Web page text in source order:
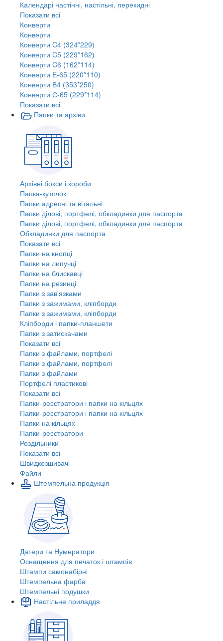
Календарі настінні, настільні, перекидні
Показати всі
Конверти
Конверти
Конверти C4 (324*229)
Конверти C5 (229*162)
Конверти C6 (162*114)
Конверти E-65 (220*110)
Конверти В4 (353*250)
Конверти С-65 (229*114)
Показати всі
Папки та архіви
Архівні бокси і короби
Папка-куточок
Папки адресні та вітальні
Папки ділові, портфелі, обкладинки для паспорта
Папки ділові, портфелі, обкладинки для паспорта
Обкладинки для паспорта
Показати всі
Папки на кнопці
Папки на липучці
Папки на блискавці
Папки на резинці
Папки з зав'язками
Папки з зажимами, кліпборди
Папки з зажимами, кліпборди
Кліпборди і папки-планшети
Папки з затискачами
Показати всі
Папки з файлами, портфелі
Папки з файлами, портфелі
Папки з файлами
Портфелі пластикові
Показати всі
Папки-реєстратори і папки на кільцях
Папки-реєстратори і папки на кільцях
Папки на кільцях
Папки-реєстратори
Роздільники
Показати всі
Швидкозшивачi
Файли
Штемпельна продукція
Датери та Нумератори
Оснащення для печаток і штампів
Штампи самонабірні
Штемпельна фарба
Штемпельні подушки
Настільне приладдя